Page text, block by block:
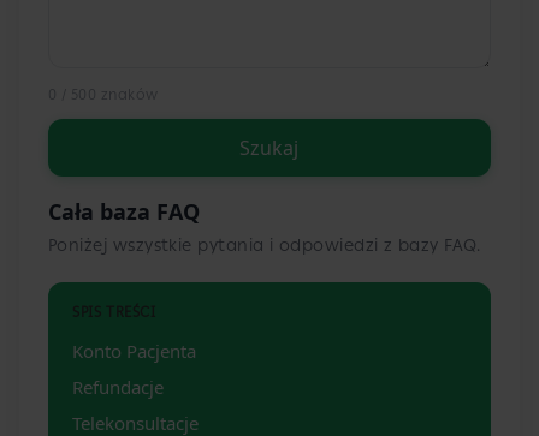
0 / 500 znaków
Szukaj
Cała baza FAQ
Poniżej wszystkie pytania i odpowiedzi z bazy FAQ.
SPIS TREŚCI
Konto Pacjenta
Refundacje
Telekonsultacje